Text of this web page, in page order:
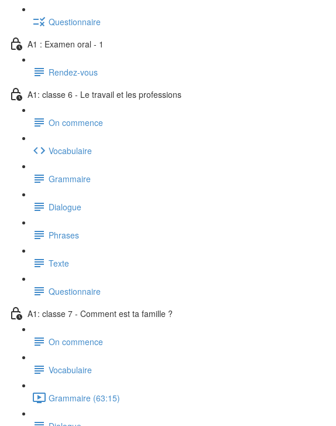
Questionnaire
A1 : Examen oral - 1
Rendez-vous
A1: classe 6 - Le travail et les professions
On commence
Vocabulaire
Grammaire
Dialogue
Phrases
Texte
Questionnaire
A1: classe 7 - Comment est ta famille ?
On commence
Vocabulaire
Grammaire (63:15)